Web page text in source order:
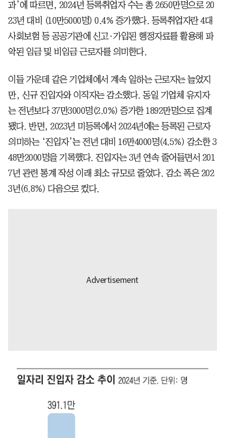
과’에 따르면, 2024년 등록취업자 수는 총 2650만명으로 20
23년 대비 (10만5000명) 0.4% 증가했다. 등록취업자란 4대
사회보험 등 공공기관에 신고·가입된 행정자료를 활용해 파
악된 임금 및 비임금 근로자를 의미한다.
이들 가운데 같은 기업체에서 계속 일하는 근로자는 늘었지
만, 신규 진입자와 이직자는 감소했다. 동일 기업체 유지자
는 전년보다 37만3000명(2.0%) 증가한 1892만명으로 집계
됐다. 반면, 2023년 미등록에서 2024년에는 등록된 근로자
의미하는 ‘진입자’는 전년 대비 16만4000명(4.5%) 감소한 3
48만2000명을 기록했다. 진입자는 3년 연속 줄어들면서 201
7년 관련 통계 작성 이래 최소 규모로 줄었다. 감소 폭은 202
3년(6.8%) 다음으로 컸다.